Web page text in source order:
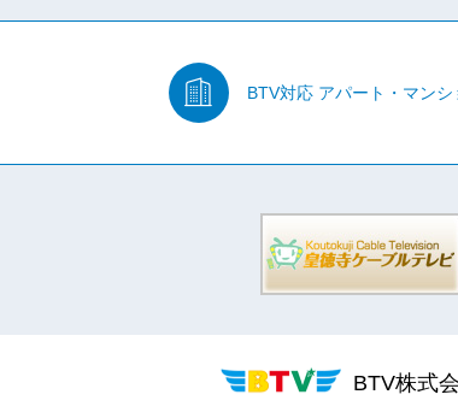
BTV対応 アパート・マンシ
BTV株式